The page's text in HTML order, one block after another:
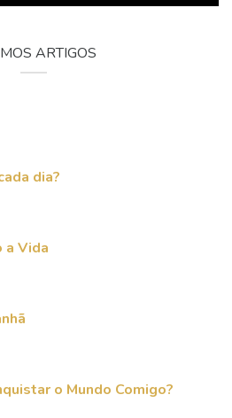
ARTIGOS
dia?
a Vida
o Mundo Comigo?